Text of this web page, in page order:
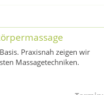
Praxisnah zeigen wir
Massagetechniken.